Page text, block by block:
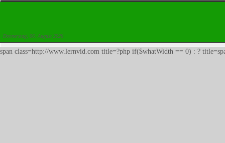
Donnerstag, 06. August 2026
span class=http://www.lernvid.com title=?php if($whatWidth == 0) : ?